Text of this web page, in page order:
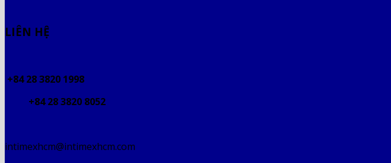
LIÊN HỆ
+84 28 3820 1998
+84 28 3820 8052
intimexhcm@intimexhcm.com